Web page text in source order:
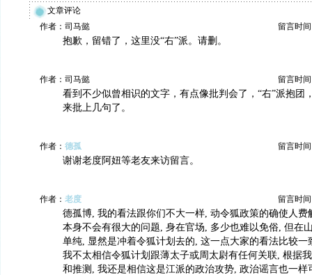
文章评论
作者：司马懿
留言时间
抱歉，留错了，这里没“右”派。请删。
作者：司马懿 留言时间
看到不少似曾相识的文字，有点像批判会了，“右”派抱团
来批上几句了。
作者： 德孤 留言时间
谢谢老度阿妞等老友来访留言。
作者： 老度 留言时间
德孤博, 我的看法跟你们不大一样, 动令狐政策的确使人费
本身不会有很大的问题, 身在官场, 多少也难以免俗, 但在
单纯, 显然是冲着令狐计划去的, 这一点大家的看法比较一
我不太相信令狐计划跟薄太子或周太尉有任何关联, 根据
和推测, 我还是相信这是江派的政治攻势, 政治谣言也一样